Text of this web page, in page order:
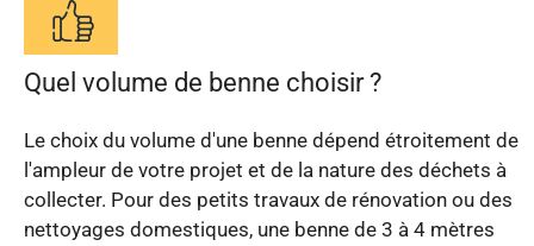
Quel volume de benne choisir ?
Le choix du volume d'une benne dépend étroitement de
l'ampleur de votre projet et de la nature des déchets à
collecter. Pour des petits travaux de rénovation ou des
nettoyages domestiques, une benne de 3 à 4 mètres